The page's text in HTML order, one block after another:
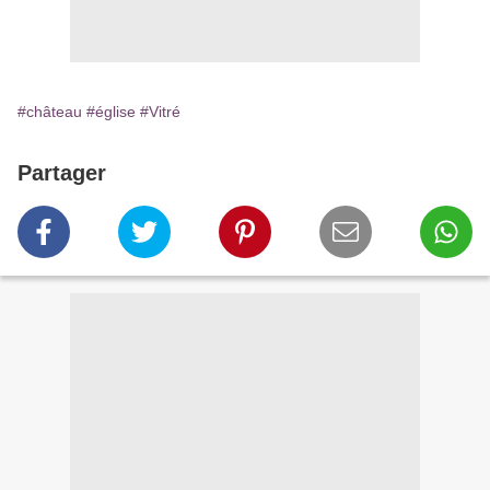
#château #église #Vitré
Partager